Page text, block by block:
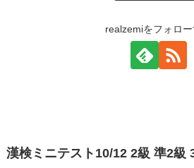
realzemiをフォロー
漢検ミニテスト10/12 2級 準2級